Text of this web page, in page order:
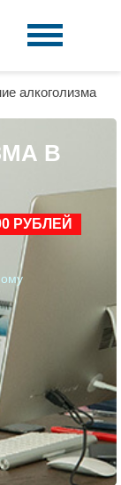
алкоголизма
В
РУБЛЕЙ